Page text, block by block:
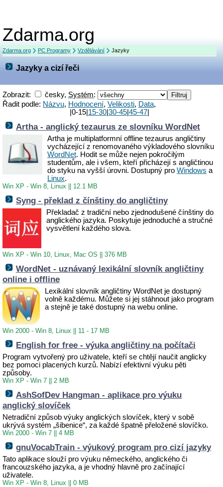
Zdarma.org
Zdarma.org PC Programy Vzdělávání Jazyky
Jazyky a cizí řeči
Zobrazit: česky, Systém:
Řadit podle: Názvu, Hodnocení, Velikosti, Data,
|0-15| 15-30 |30-45 |45-47
Artha - anglický tezaurus ze slovníku WordNet
Artha je multiplatformní offline tezaurus angličtiny
vycházející z renomovaného výkladového slovníku
WordNet. Hodit se může nejen pokročilým
studentům, ale i všem, kteří přicházejí s angličtinou
do styku na vyšší úrovni. Dostupný pro Windows a
Linux.
Win XP - Win 8, Linux 12.1 MB
Syng - překlad z čínštiny do angličtiny
Překladač z tradiční nebo zjednodušené čínštiny do
anglického jazyka. Poskytuje jednoduché a stručné
vysvětlení každého slova.
Win XP - Win 10, Linux, Mac OS 376 MB
WordNet - uznávaný lexikální slovník angličtiny
online i offline
Lexikální slovník angličtiny WordNet je dostupný
volně každému. Můžete si jej stáhnout jako program
a stejně je také dostupný na webu online.
Win 2000 - Win 8, Linux 11 - 17 MB
English for free - výuka angličtiny na počítači
Program vytvořený pro uživatele, kteří se chtějí naučit anglicky
bez pomoci placených kurzů. Nabízí efektivní výuku pěti
způsoby.
Win XP - Win 7 2 MB
AshSofDev Hangman - aplikace pro výuku
anglický slovíček
Netradiční způsob výuky anglických slovíček, který v sobě
ukrývá systém „šibenice“, za každé špatně přeložené slovíčko.
Win 2000 - Win 7 4 MB
gnuVocabTrain - výukový program pro cizí jazyky
Tato aplikace slouží pro výuku německého, anglického či
francouzského jazyka, a je vhodný hlavně pro začínající
uživatele.
Win XP - Win 8, Linux 0 MB